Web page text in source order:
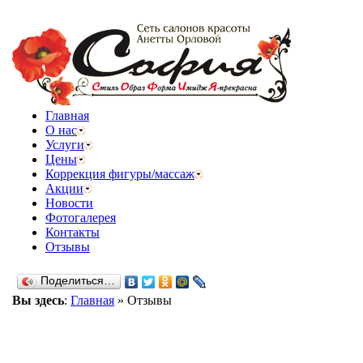
Главная
О нас
Услуги
Цены
Коррекция фигуры/массаж
Акции
Новости
Фотогалерея
Контакты
Отзывы
Поделиться…
Вы здесь: Главная » Отзывы